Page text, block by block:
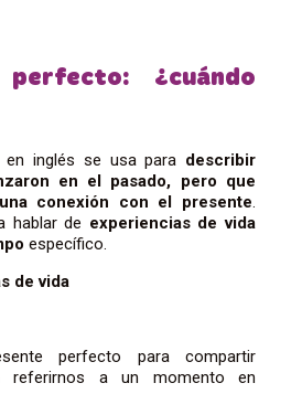
¿cuándo
en inglés se usa para describir
en el pasado, pero que
conexión con el presente
hablar de experiencias de vida
específico.
de vida
perfecto para compartir
referirnos a un momento en